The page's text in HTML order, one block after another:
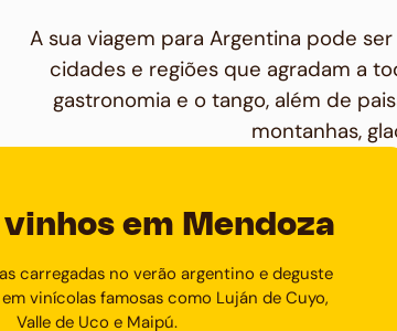
A sua viagem para Argentina pode
cidades e regiões que agradam a
gastronomia e o tango, além de
montanhas,
vinhos em Mendoza
carregadas no verão argentino e deguste
vinícolas famosas como Luján de Cuyo,
Valle de Uco e Maipú.